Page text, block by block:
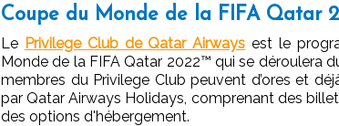
Coupe du Monde de la FIFA Qatar
Le Privilege Club de Qatar Airways est le
Monde de la FIFA Qatar 2022™ qui se déroulera
membres du Privilege Club peuvent d’ores et
par Qatar Airways Holidays, comprenant des
des options d'hébergement.